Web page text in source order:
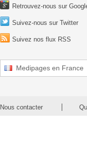
Retrouvez-nous sur
Suivez-nous sur Twitter
Suivez nos flux RSS
Medipages en France
Nous contacter